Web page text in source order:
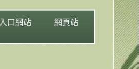
入口網站 網頁站